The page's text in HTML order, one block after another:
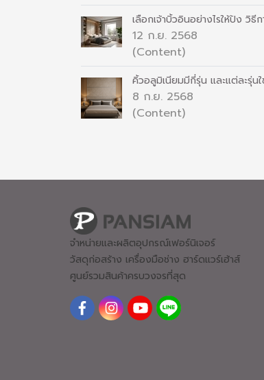
เลือกเจ้าบิ้วอินอย่างไรให้ปัง วิ
12 ก.ย. 2568
(Content)
คิ้วอลูมิเนียมมีกี่รุ่น และแต่ละรุ่น
8 ก.ย. 2568
(Content)
จำหน่ายและผลิตอุปกรณ์เฟอร์นิเจอร์
วัสดุก่อสร้าง เครื่องมือช่าง ฮาร์ดแวร์เฮ้าส์
ศูนย์รวมสินค้าครบวงจรที่สุด